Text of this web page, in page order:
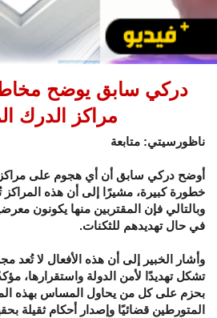
دركي سابق يوضح
مراكز الدرك
ناظورسيتي: متابعة
أوضح دركي سابق أن أي هجوم على
خطورة كبيرة، مشيرًا إلى أن هذه المراكز
وبالتالي فإن المقتربين منها يكونون
في حال تهديدهم للثكنات.
وأشار الخبير إلى أن هذه الأفعال لا تُعد
تشكل تهديدًا لأمن الدولة واستقرارها،
بحزم على كل من يحاول المساس بهذه
المتورطين قضائيًا وإصدار أحكام ثقيلة